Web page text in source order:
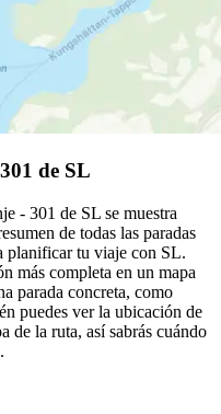
de SL
- 301 de SL se muestra
de todas las paradas
planificar tu viaje con SL.
más completa en un mapa
parada concreta, como
puedes ver la ubicación de
de la ruta, así sabrás cuándo